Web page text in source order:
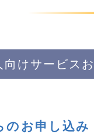
向けサービス
のお申し込み